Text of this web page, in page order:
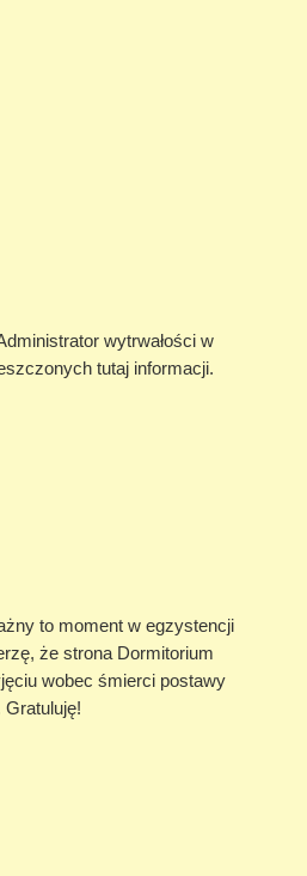
wytrwałości w
tutaj informacji.
to moment w egzystencji
że strona Dormitorium
wobec śmierci postawy